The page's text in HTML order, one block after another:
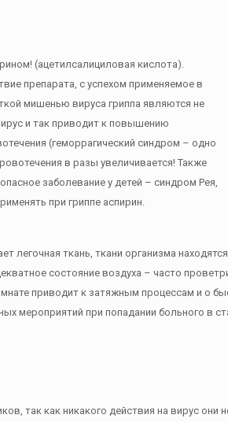
(ацетилсалициловая кислота).
препарата, с успехом применяемое в
мишенью вируса гриппа являются не
и так приводит к повышению
(геморрагический синдром – одно
в разы увеличивается! Также
заболевание у детей – синдром Рея,
при гриппе аспирин.
легочная ткань, ткани организма
состояние воздуха – часто
приводит к затяжным процессам и о
мероприятий при попадании больного в
так как никакого действия на вирус они